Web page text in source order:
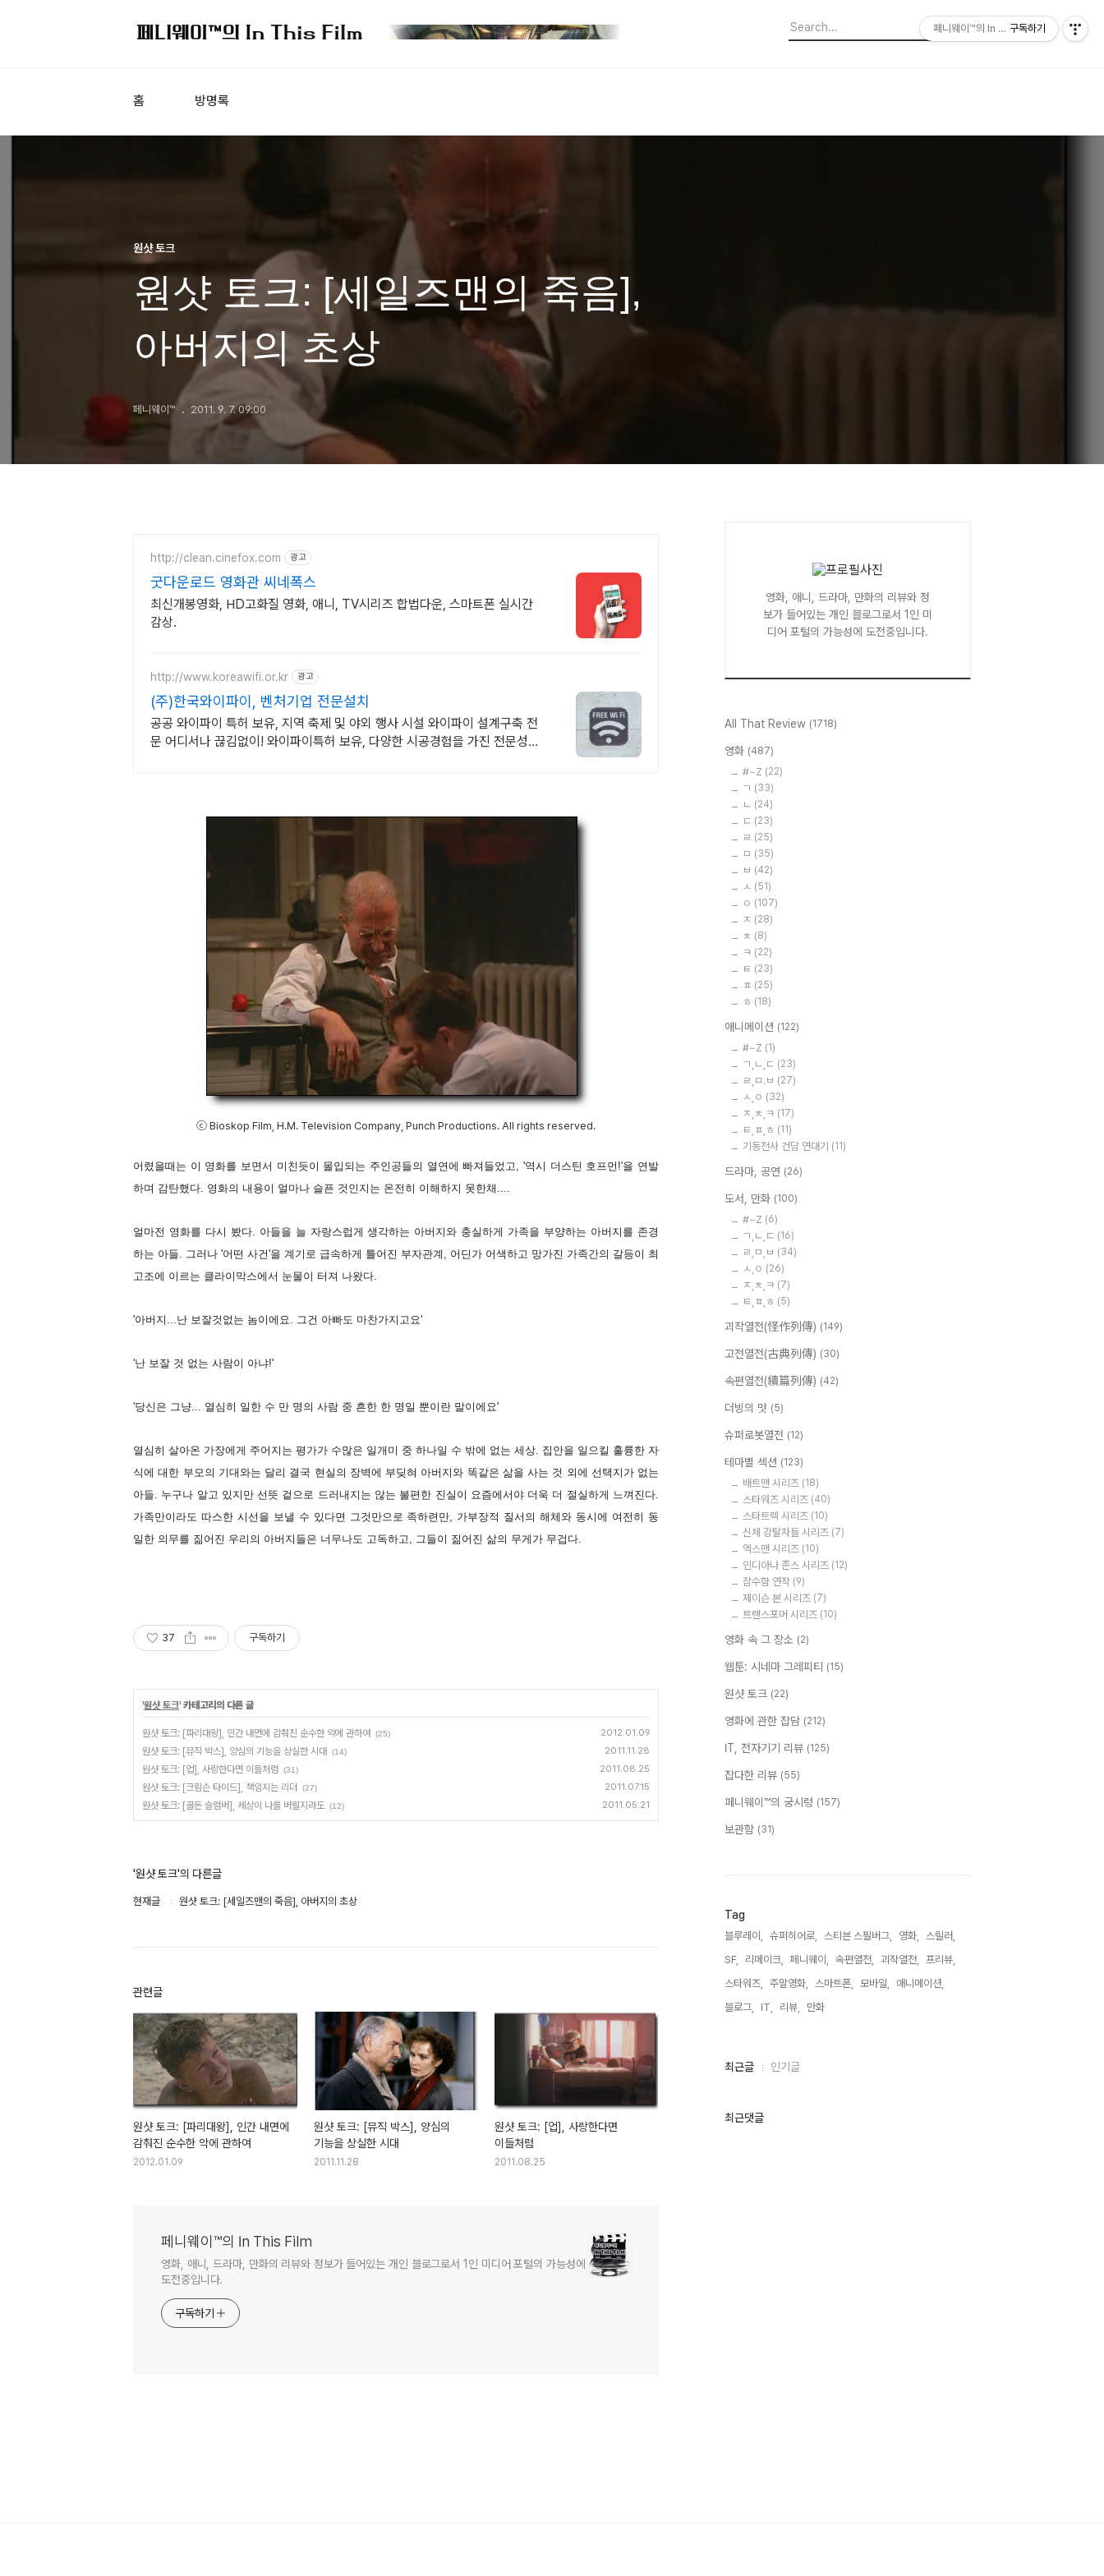
홈 방명록
원샷 토크
원샷 토크: [세일즈맨의 죽음],
아버지의 초상
페니웨이™ 2011. 9. 7. 09:00
http://clean.cinefox.com 광고
굿다운로드 영화관 씨네폭스
최신개봉영화, HD고화질 영화, 애니, TV시리즈 합법다운, 스마트폰 실시간
감상.
http://www.koreawifi.or.kr 광고
(주)한국와이파이, 벤처기업 전문설치
공공 와이파이 특허 보유, 지역 축제 및 야외 행사 시설 와이파이 설계구축 전
문 어디서나 끊김없이! 와이파이특허 보유, 다양한 시공경험을 가진 전문성있
ⓒ Bioskop Film, H.M. Television Company, Punch Productions. All rights reserved.
어렸을때는 이 영화를 보면서 미친듯이 몰입되는 주인공들의 열연에 빠져들었고, '역시 더스틴 호프먼!'을 연발
하며 감탄했다. 영화의 내용이 얼마나 슬픈 것인지는 온전히 이해하지 못한채....
얼마전 영화를 다시 봤다. 아들을 늘 자랑스럽게 생각하는 아버지와 충실하게 가족을 부양하는 아버지를 존경
하는 아들. 그러나 '어떤 사건'을 계기로 급속하게 틀어진 부자관계, 어딘가 어색하고 망가진 가족간의 갈등이 최
고조에 이르는 클라이막스에서 눈물이 터져 나왔다.
'아버지...난 보잘것없는 놈이에요. 그건 아빠도 마찬가지고요'
'난 보잘 것 없는 사람이 아냐!'
'당신은 그냥... 열심히 일한 수 만 명의 사람 중 흔한 한 명일 뿐이란 말이에요'
열심히 살아온 가장에게 주어지는 평가가 수많은 일개미 중 하나일 수 밖에 없는 세상. 집안을 일으킬 훌륭한 자
식에 대한 부모의 기대와는 달리 결국 현실의 장벽에 부딪혀 아버지와 똑같은 삶을 사는 것 외에 선택지가 없는
아들. 누구나 알고 있지만 선뜻 겉으로 드러내지는 않는 불편한 진실이 요즘에서야 더욱 더 절실하게 느껴진다.
가족만이라도 따스한 시선을 보낼 수 있다면 그것만으로 족하련만, 가부장적 질서의 해체와 동시에 여전히 동
일한 의무를 짊어진 우리의 아버지들은 너무나도 고독하고, 그들이 짊어진 삶의 무게가 무겁다.
37 구독하기
'원샷 토크' 카테고리의 다른 글
원샷 토크: [파리대왕], 인간 내면에 감춰진 순수한 악에 관하여 (25) 2012.01.09
원샷 토크: [뮤직 박스], 양심의 기능을 상실한 시대 (14) 2011.11.28
원샷 토크: [업], 사랑한다면 이들처럼 (31) 2011.08.25
원샷 토크: [크림슨 타이드], 책임지는 리더 (27) 2011.07.15
원샷 토크: [골든 슬럼버], 세상이 나를 버릴지라도 (12) 2011.05.21
'원샷 토크'의 다른글
현재글 원샷 토크: [세일즈맨의 죽음], 아버지의 초상
관련글
원샷 토크: [파리대왕], 인간 내면에
감춰진 순수한 악에 관하여
2012.01.09
원샷 토크: [뮤직 박스], 양심의
기능을 상실한 시대
2011.11.28
원샷 토크: [업], 사랑한다면
이들처럼
2011.08.25
페니웨이™의 In This Film
영화, 애니, 드라마, 만화의 리뷰와 정보가 들어있는 개인 블로그로서 1인 미디어 포털의 가능성에
도전중입니다.
구독하기
영화, 애니, 드라마, 만화의 리뷰와 정
보가 들어있는 개인 블로그로서 1인 미
디어 포털의 가능성에 도전중입니다.
All That Review (1718)
영화 (487)
#~Z (22)
ㄱ (33)
ㄴ (24)
ㄷ (23)
ㄹ (25)
ㅁ (35)
ㅂ (42)
ㅅ (51)
ㅇ (107)
ㅈ (28)
ㅊ (8)
ㅋ (22)
ㅌ (23)
ㅍ (25)
ㅎ (18)
애니메이션 (122)
#~Z (1)
ㄱ,ㄴ,ㄷ (23)
ㄹ,ㅁ.ㅂ (27)
ㅅ,ㅇ (32)
ㅈ,ㅊ,ㅋ (17)
ㅌ,ㅍ,ㅎ (11)
기동전사 건담 연대기 (11)
드라마, 공연 (26)
도서, 만화 (100)
#~Z (6)
ㄱ,ㄴ,ㄷ (16)
ㄹ,ㅁ,ㅂ (34)
ㅅ,ㅇ (26)
ㅈ,ㅊ,ㅋ (7)
ㅌ,ㅍ,ㅎ (5)
괴작열전(怪作列傳) (149)
고전열전(古典列傳) (30)
속편열전(續篇列傳) (42)
더빙의 맛 (5)
슈퍼로봇열전 (12)
테마별 섹션 (123)
배트맨 시리즈 (18)
스타워즈 시리즈 (40)
스타트렉 시리즈 (10)
신체 강탈자들 시리즈 (7)
엑스맨 시리즈 (10)
인디아나 존스 시리즈 (12)
잠수함 연작 (9)
제이슨 본 시리즈 (7)
트랜스포머 시리즈 (10)
영화 속 그 장소 (2)
웹툰: 시네마 그레피티 (15)
원샷 토크 (22)
영화에 관한 잡담 (212)
IT, 전자기기 리뷰 (125)
잡다한 리뷰 (55)
페니웨이™의 궁시렁 (157)
보관함 (31)
Tag
블루레이, 슈퍼히어로, 스티븐 스필버그, 영화,
스릴러,
SF,
리메이크, 페니웨이, 속편열전, 괴작열전,
프리뷰,
스타워즈,
주말영화, 스마트폰, 모바일,
애니메이션,
블로그,
IT, 리뷰, 만화,
최
인
최근글 인기글
최근댓글
페니웨이™의 In This Film
구독하기